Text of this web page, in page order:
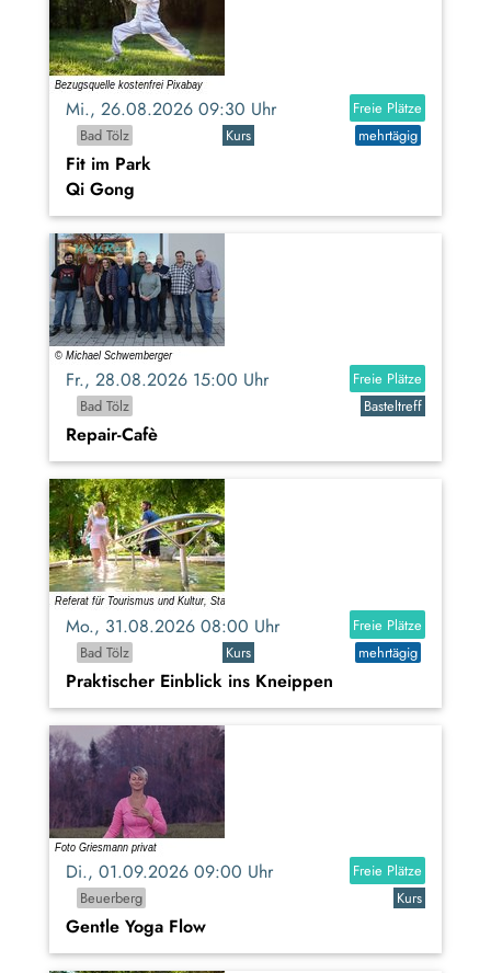
Mi., 26.08.2026 09:30 Uhr
Freie Plätze
Bad Tölz
Kurs mehrtägig
Fit im Park
Qi Gong
Fr., 28.08.2026 15:00 Uhr
Freie Plätze
Bad Tölz
Basteltreff
Repair-Cafè
Mo., 31.08.2026 08:00 Uhr
Freie Plätze
Bad Tölz
Kurs mehrtägig
Praktischer Einblick ins Kneippen
Di., 01.09.2026 09:00 Uhr
Freie Plätze
Beuerberg
Kurs
Gentle Yoga Flow